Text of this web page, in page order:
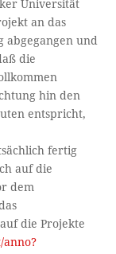
Universität
an das
abgegangen und
die
hin den
entspricht,
fertig
auf die
dem
die Projekte
anno?